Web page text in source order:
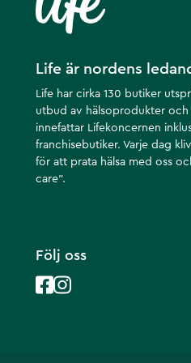
Life är nordens
Life har cirka 130 butiker
utbud av hälsoprodukter
innefattar Lifekoncernen
franchisebutiker. Varje dag
för att prata hälsa med oss
care”.
Följ oss